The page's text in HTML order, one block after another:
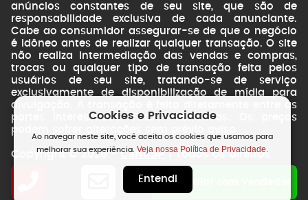
anúncios constantes de seu site, que são de
responsabilidade exclusiva de cada anunciante.
Cabe ao consumidor assegurar-se de que o negócio
é idôneo antes de realizar qualquer transação. O site
não realiza intermediação das vendas e compras,
trocas ou qualquer tipo de transação feita pelos
usuários de seu site, tratando-se de serviço
exclusivamente de disponibilização de mídia para
divulgação. A transação é feita diretamente entre as
partes interessadas. Fotos ilustrativas. Os preços
podem sofrer alterações sem prévio aviso.
Copyright © 2026 -CarroSP| Todos os direitos
reservados.
Cookies e Privacidade
Ao navegar neste site, você aceita os cookies que usamos para
melhorar sua experiência.Veja nossa Política de Privacidade.
Entendi